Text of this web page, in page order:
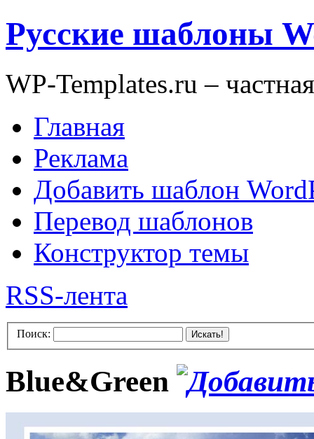
Русские шаблоны
WP-Templates.ru –
Главная
Реклама
Добавить шаблон
Перевод шаблонов
Конструктор темы
RSS-лента
Поиск: Искать!
Blue&Green